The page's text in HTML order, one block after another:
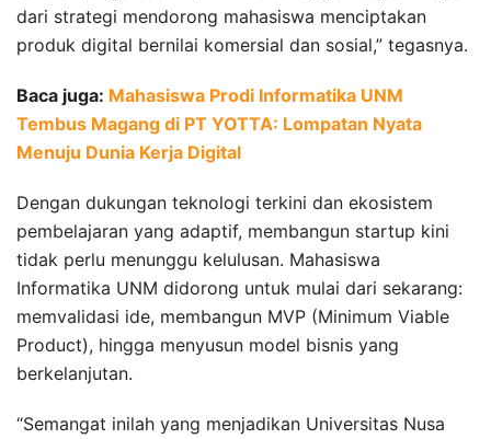
dari strategi mendorong mahasiswa menciptakan
produk digital bernilai komersial dan sosial,” tegasnya.
Baca juga: Mahasiswa Prodi Informatika UNM
Tembus Magang di PT YOTTA: Lompatan Nyata
Menuju Dunia Kerja Digital
Dengan dukungan teknologi terkini dan ekosistem
pembelajaran yang adaptif, membangun startup kini
tidak perlu menunggu kelulusan. Mahasiswa
Informatika UNM didorong untuk mulai dari sekarang:
memvalidasi ide, membangun MVP (Minimum Viable
Product), hingga menyusun model bisnis yang
berkelanjutan.
“Semangat inilah yang menjadikan Universitas Nusa